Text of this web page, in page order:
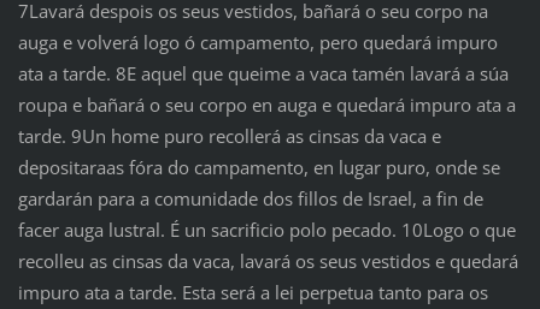
7Lavará despois os seus vestidos, bañará o seu corpo na
auga e volverá logo ó campamento, pero quedará impuro
ata a tarde. 8E aquel que queime a vaca tamén lavará a súa
roupa e bañará o seu corpo en auga e quedará impuro ata a
tarde. 9Un home puro recollerá as cinsas da vaca e
depositaraas fóra do campamento, en lugar puro, onde se
gardarán para a comunidade dos fillos de Israel, a fin de
facer auga lustral. É un sacrificio polo pecado. 10Logo o que
recolleu as cinsas da vaca, lavará os seus vestidos e quedará
impuro ata a tarde. Esta será a lei perpetua tanto para os